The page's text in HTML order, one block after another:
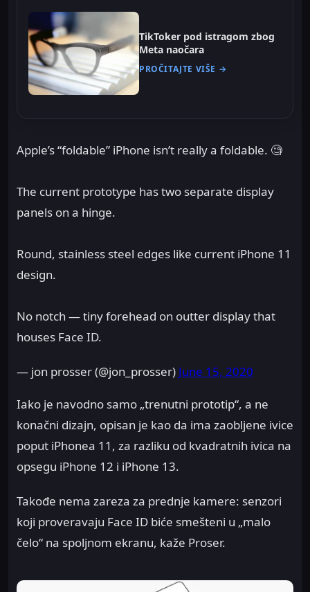
TikToker pod istragom zbog
Meta naočara
PROČITAJTE VIŠE →
Apple’s “foldable” iPhone isn’t really a foldable. 🧐
The current prototype has two separate display
panels on a hinge.
Round, stainless steel edges like current iPhone 11
design.
No notch — tiny forehead on outter display that
houses Face ID.
— jon prosser (@jon_prosser) June 15, 2020
Iako je navodno samo „trenutni prototip“, a ne
konačni dizajn, opisan je kao da ima zaobljene ivice
poput iPhonea 11, za razliku od kvadratnih ivica na
opsegu iPhone 12 i iPhone 13.
Takođe nema zareza za prednje kamere: senzori
koji proveravaju Face ID biće smešteni u „malo
čelo“ na spoljnom ekranu, kaže Proser.